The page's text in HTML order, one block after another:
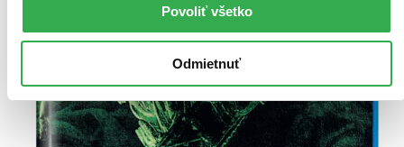
Povoliť všetko
Odmietnuť